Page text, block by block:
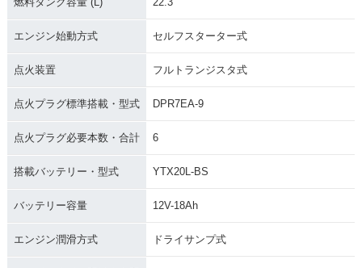
エンジン始動方式 セルフスターター式
点火装置 フルトランジスタ式
点火プラグ標準搭載・型式 DPR7EA-9
点火プラグ必要本数・合計 6
搭載バッテリー・型式 YTX20L-BS
バッテリー容量 12V-18Ah
エンジン潤滑方式 ドライサンプ式